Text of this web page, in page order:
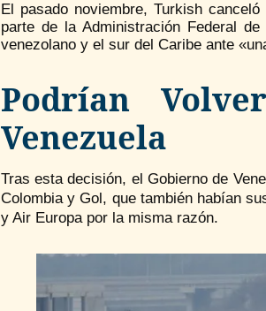
El pasado noviembre, Turkish
parte de la Administración Federal
venezolano y el sur del Caribe ante
Podrían
Venezuela
Tras esta decisión, el Gobierno de
Colombia y Gol, que también habían
y Air Europa por la misma razón.